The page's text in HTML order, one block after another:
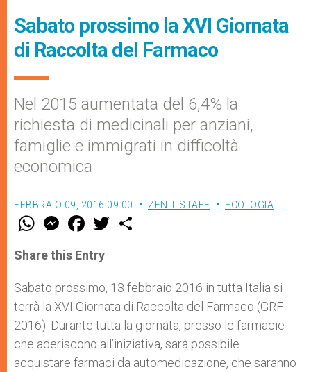
Sabato prossimo la XVI Giornata
di Raccolta del Farmaco
Nel 2015 aumentata del 6,4% la
richiesta di medicinali per anziani,
famiglie e immigrati in difficoltà
economica
FEBBRAIO 09, 2016 09:00 ZENIT STAFF ECOLOGIA
W
t
s
p
p
M
e
s
e
g
e
r
F
a
e
b
o
k
w
r
Share this Entry
Sabato prossimo, 13 febbraio 2016 in tutta Italia si
terrà la XVI Giornata di Raccolta del Farmaco (GRF
2016). Durante tutta la giornata, presso le farmacie
che aderiscono all’iniziativa, sarà possibile
acquistare farmaci da automedicazione, che saranno